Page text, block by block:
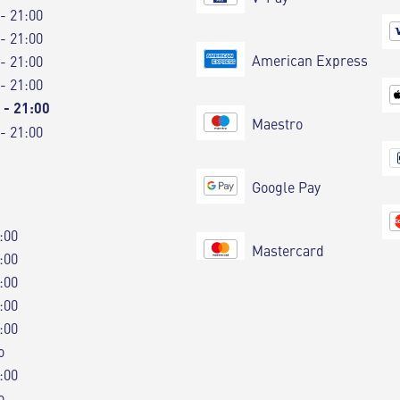
21:00
21:00
21:00
21:00
21:00
21:00
American Express
Maestro
Google Pay
Mastercard